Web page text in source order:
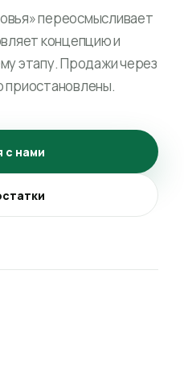
переосмысливает
концепцию и
этапу. Продажи через
приостановлены.
с нами